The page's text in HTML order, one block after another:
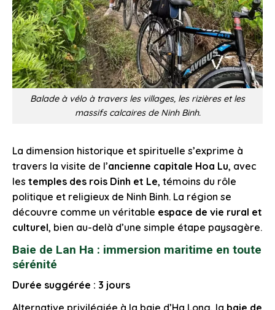
Balade à vélo à travers les villages, les rizières et les
massifs calcaires de Ninh Binh.
La dimension historique et spirituelle s’exprime à
travers la visite de l’ancienne capitale Hoa Lu, avec
les temples des rois Dinh et Le, témoins du rôle
politique et religieux de Ninh Binh. La région se
découvre comme un véritable espace de vie rural et
culturel, bien au-delà d’une simple étape paysagère.
Baie de Lan Ha : immersion maritime en toute
sérénité
Durée suggérée : 3 jours